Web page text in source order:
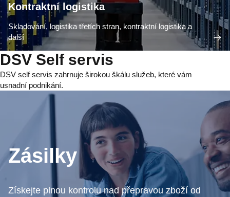
Kontraktní logistika
Skladování, logistika třetích stran, kontraktní logistika a
další
DSV Self servis
DSV self servis zahrnuje širokou škálu služeb, které vám
usnadní podnikání.
Zásilky
Získejte plnou kontrolu nad přepravou zboží od